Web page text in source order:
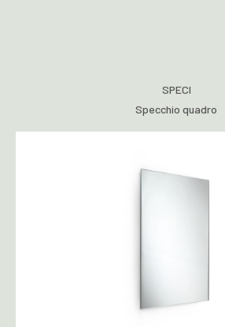
SPECI
Specchio quadro